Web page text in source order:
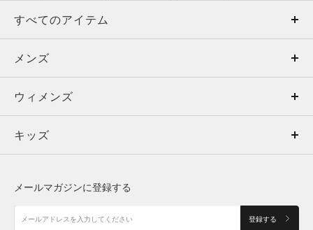
すべてのアイテム
メンズ
ウィメンズ
キッズ
アクセサリー
メンズ
トップス
ボトムス
アクセサリー
ウィメンズ
トップス
シューズ
キッズ
メールマガジンに登録する
登録する